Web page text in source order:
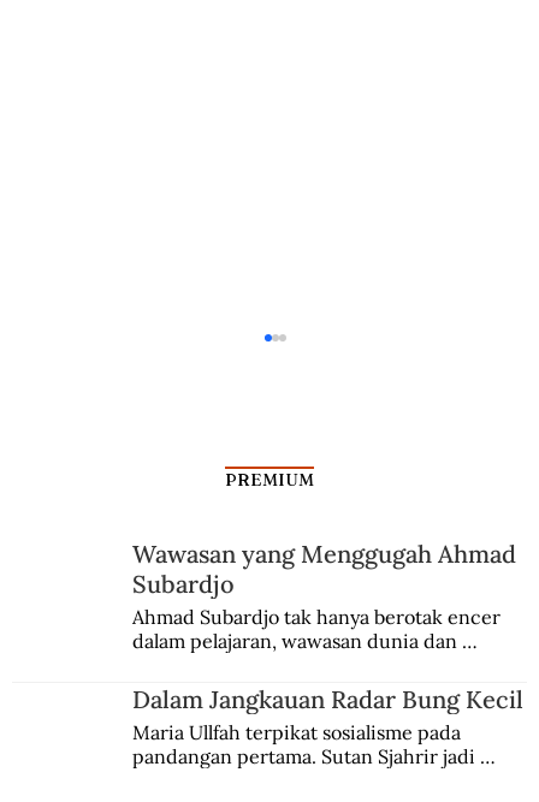
Tamatnya Armada Jepang di Filipina
(Bagian I)
PREMIUM
Wawasan yang Menggugah Ahmad
Subardjo
Ahmad Subardjo tak hanya berotak encer
dalam pelajaran, wawasan dunia dan
Jules Verne, Multatuli, hingga Sun Yat-sen.
Dalam Jangkauan Radar Bung Kecil
Maria Ullfah terpikat sosialisme pada
pandangan pertama. Sutan Sjahrir jadi